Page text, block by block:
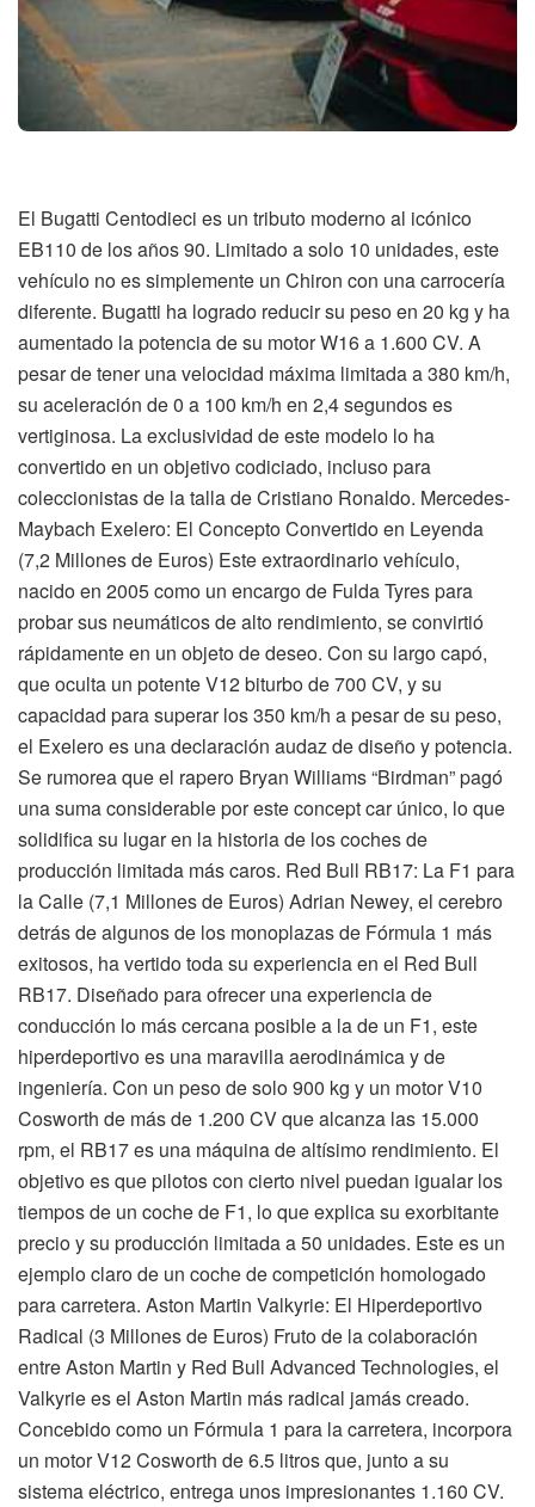
El Bugatti Centodieci es un tributo moderno al icónico
EB110 de los años 90. Limitado a solo 10 unidades, este
vehículo no es simplemente un Chiron con una carrocería
diferente. Bugatti ha logrado reducir su peso en 20 kg y ha
aumentado la potencia de su motor W16 a 1.600 CV. A
pesar de tener una velocidad máxima limitada a 380 km/h,
su aceleración de 0 a 100 km/h en 2,4 segundos es
vertiginosa. La exclusividad de este modelo lo ha
convertido en un objetivo codiciado, incluso para
coleccionistas de la talla de Cristiano Ronaldo. Mercedes-
Maybach Exelero: El Concepto Convertido en Leyenda
(7,2 Millones de Euros) Este extraordinario vehículo,
nacido en 2005 como un encargo de Fulda Tyres para
probar sus neumáticos de alto rendimiento, se convirtió
rápidamente en un objeto de deseo. Con su largo capó,
que oculta un potente V12 biturbo de 700 CV, y su
capacidad para superar los 350 km/h a pesar de su peso,
el Exelero es una declaración audaz de diseño y potencia.
Se rumorea que el rapero Bryan Williams “Birdman” pagó
una suma considerable por este concept car único, lo que
solidifica su lugar en la historia de los coches de
producción limitada más caros. Red Bull RB17: La F1 para
la Calle (7,1 Millones de Euros) Adrian Newey, el cerebro
detrás de algunos de los monoplazas de Fórmula 1 más
exitosos, ha vertido toda su experiencia en el Red Bull
RB17. Diseñado para ofrecer una experiencia de
conducción lo más cercana posible a la de un F1, este
hiperdeportivo es una maravilla aerodinámica y de
ingeniería. Con un peso de solo 900 kg y un motor V10
Cosworth de más de 1.200 CV que alcanza las 15.000
rpm, el RB17 es una máquina de altísimo rendimiento. El
objetivo es que pilotos con cierto nivel puedan igualar los
tiempos de un coche de F1, lo que explica su exorbitante
precio y su producción limitada a 50 unidades. Este es un
ejemplo claro de un coche de competición homologado
para carretera. Aston Martin Valkyrie: El Hiperdeportivo
Radical (3 Millones de Euros) Fruto de la colaboración
entre Aston Martin y Red Bull Advanced Technologies, el
Valkyrie es el Aston Martin más radical jamás creado.
Concebido como un Fórmula 1 para la carretera, incorpora
un motor V12 Cosworth de 6.5 litros que, junto a su
sistema eléctrico, entrega unos impresionantes 1.160 CV.